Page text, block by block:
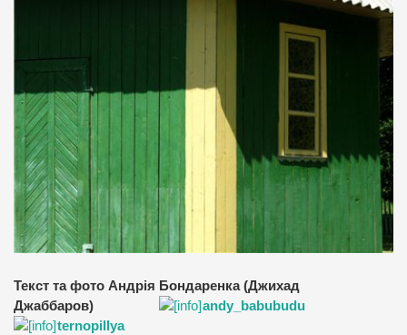
Текст та фото Андрія Бондаренка (Джихад
Джаббаров)
andy_babubudu
ternopillya